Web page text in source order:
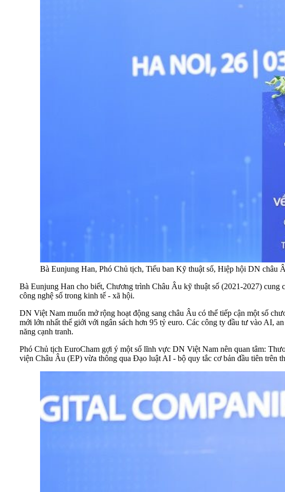
Bà Eunjung Han, Phó Chủ tịch, Tiểu ban Kỹ thuật số, Hiệp hội DN châu
Bà Eunjung Han cho biết, Chương trình Châu Âu kỹ thuật số (2021-2027)
công nghệ số trong kinh tế - xã hội.
DN Việt Nam muốn mở rộng hoạt động sang châu Âu có thể tiếp cận một số
mới lớn nhất thế giới với ngân sách hơn 95 tỷ euro. Các công ty đầu tư vào AI,
năng cạnh tranh.
Phó Chủ tịch EuroCham gợi ý một số lĩnh vực DN Việt Nam nên quan tâm:
viện Châu Âu (EP) vừa thông qua Đạo luật AI - bộ quy tắc cơ bản đầu tiên trên